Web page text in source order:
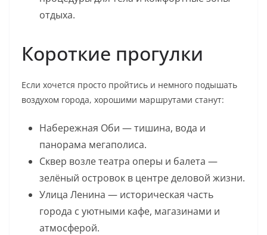
отдыха.
Короткие прогулки
Если хочется просто пройтись и немного подышать
воздухом города, хорошими маршрутами станут:
Набережная Оби — тишина, вода и
панорама мегаполиса.
Сквер возле театра оперы и балета —
зелёный островок в центре деловой жизни.
Улица Ленина — историческая часть
города с уютными кафе, магазинами и
атмосферой.